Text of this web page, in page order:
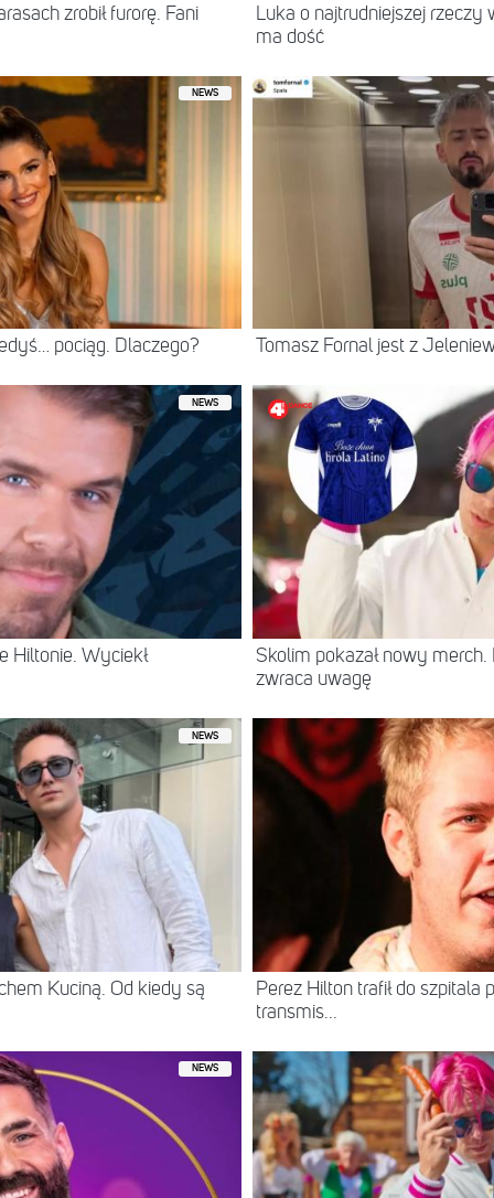
zrobił furorę. Fani
Luka o najtrudniejszej rzeczy
ma dość
NEWS
pociąg. Dlaczego? Tomasz Fornal jest z
NEWS
Hiltonie. Wyciekł
Skolim pokazał nowy
zwraca uwagę
NEWS
Kuciną. Od kiedy są
Perez Hilton trafił do szpitala
transmis...
NEWS